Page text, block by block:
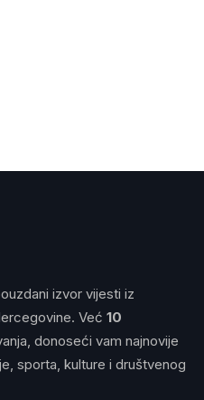
izvor vijesti iz
Već 10
donoseći vam najnovije
sporta, kulture i društvenog